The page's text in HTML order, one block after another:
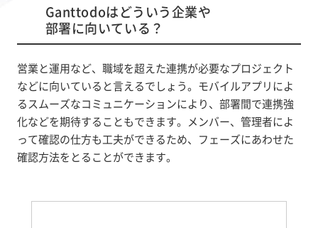
Ganttodoはどういう企業や
部署に向いている？
営業と運用など、職域を超えた連携が必要なプロジェクト
などに向いていると言えるでしょう。モバイルアプリによ
るスムーズなコミュニケーションにより、部署間で連携強
化などを期待することもできます。メンバー、管理者によ
って確認の仕方も工夫ができるため、フェーズにあわせた
確認方法をとることができます。